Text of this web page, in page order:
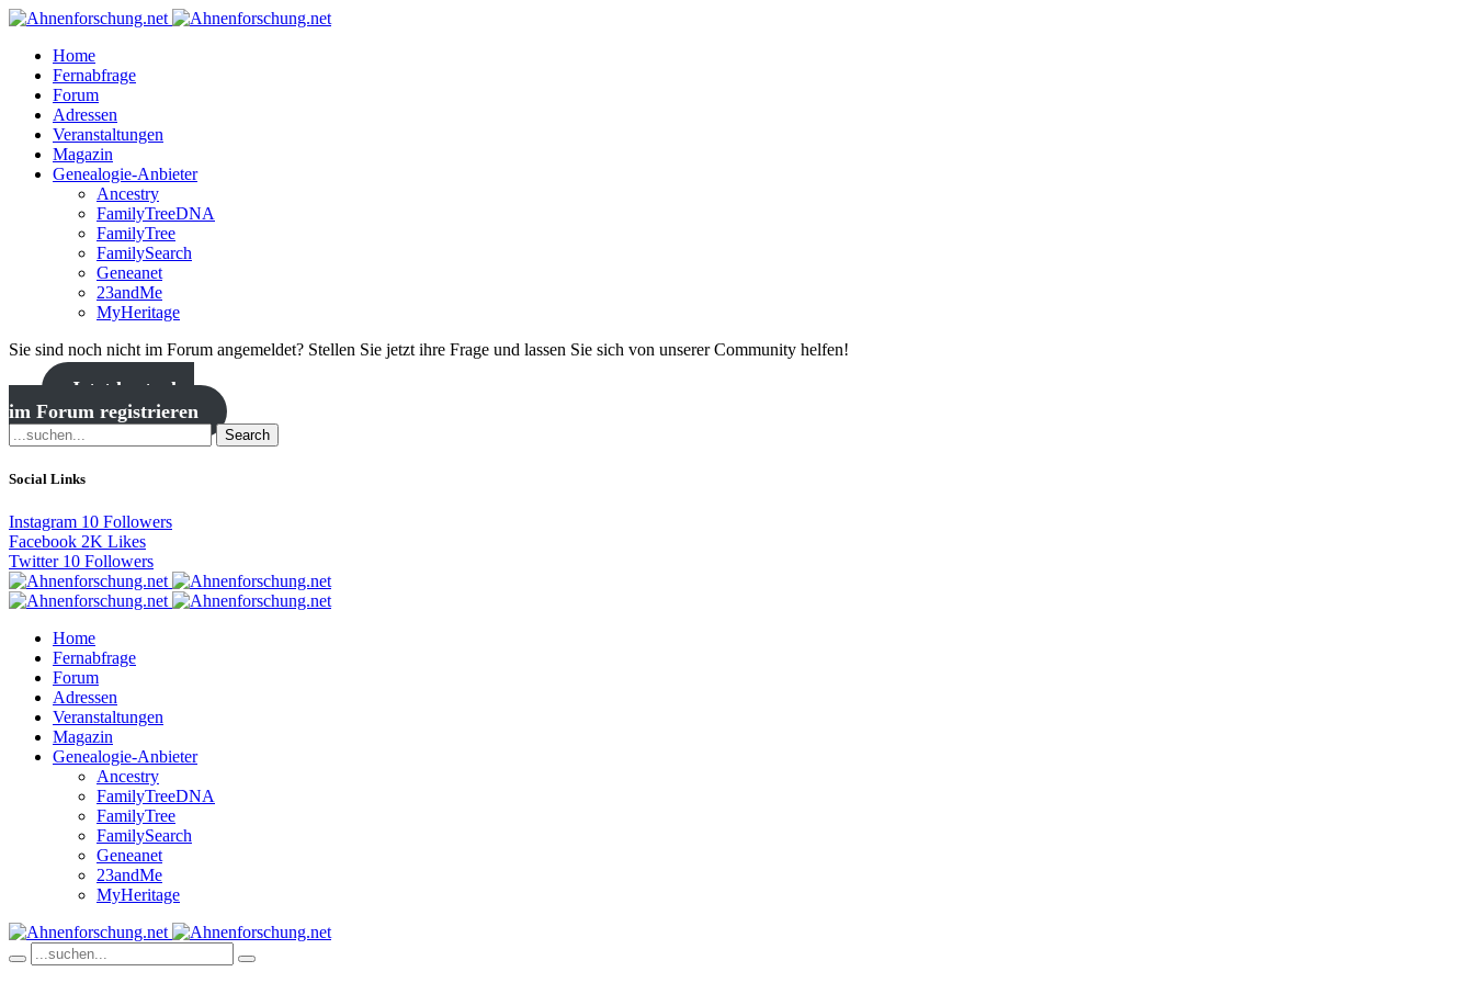
Home
Fernabfrage
Forum
Adressen
Veranstaltungen
Magazin
Genealogie-Anbieter
Ancestry
FamilyTreeDNA
FamilyTree
FamilySearch
Geneanet
23andMe
MyHeritage
Sie sind noch nicht im Forum angemeldet? Stellen Sie jetzt ihre Frage und lassen Sie sich von unserer Community helfen!
Jetzt kostenlos
im Forum registrieren
Search
Social Links
Instagram 10 Followers
Facebook 2K Likes
Twitter 10 Followers
Home
Fernabfrage
Forum
Adressen
Veranstaltungen
Magazin
Genealogie-Anbieter
Ancestry
FamilyTreeDNA
FamilyTree
FamilySearch
Geneanet
23andMe
MyHeritage